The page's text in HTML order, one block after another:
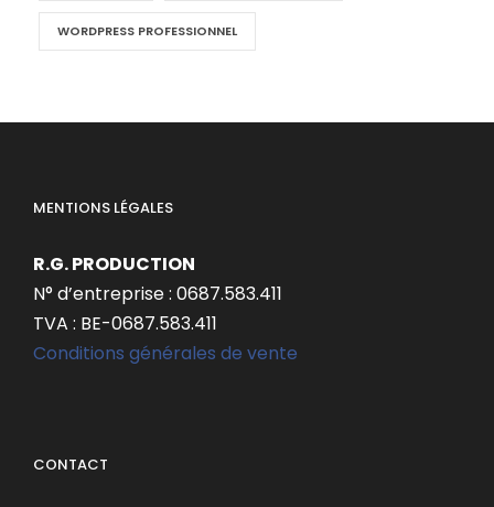
WORDPRESS PROFESSIONNEL
MENTIONS LÉGALES
R.G. PRODUCTION
N° d’entreprise : 0687.583.411
TVA : BE-0687.583.411
Conditions générales de vente
CONTACT